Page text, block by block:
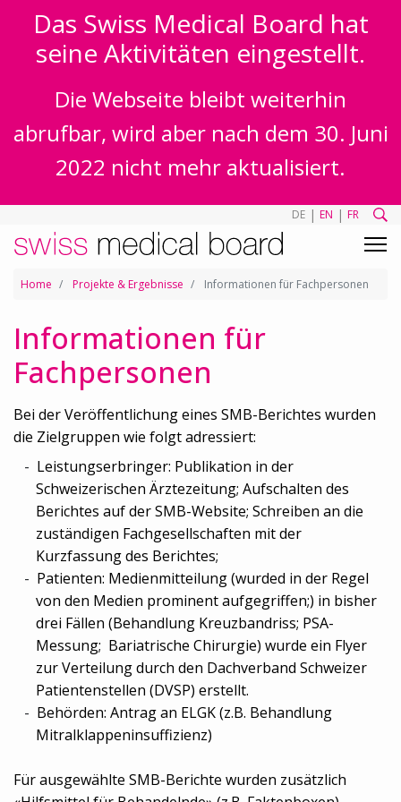
Das Swiss Medical Board hat
seine Aktivitäten eingestellt.
Die Webseite bleibt weiterhin
abrufbar, wird aber nach dem 30. Juni
2022 nicht mehr aktualisiert.
DE | EN | FR
Home Projekte & Ergebnisse Informationen für Fachpersonen
Informationen für
Fachpersonen
Bei der Veröffentlichung eines SMB-Berichtes wurden
die Zielgruppen wie folgt adressiert:
Leistungserbringer: Publikation in der
Schweizerischen Ärztezeitung; Aufschalten des
Berichtes auf der SMB-Website; Schreiben an die
zuständigen Fachgesellschaften mit der
Kurzfassung des Berichtes;
Patienten: Medienmitteilung (wurded in der Regel
von den Medien prominent aufgegriffen;) in bisher
drei Fällen (Behandlung Kreuzbandriss; PSA-
Messung; Bariatrische Chirurgie) wurde ein Flyer
zur Verteilung durch den Dachverband Schweizer
Patientenstellen (DVSP) erstellt.
Behörden: Antrag an ELGK (z.B. Behandlung
Mitralklappeninsuffizienz)
Für ausgewählte SMB-Berichte wurden zusätzlich